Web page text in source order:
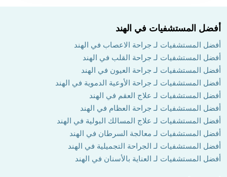
أفضل المستشفيات في الهند
أفضل المستشفيات لـ جراحة الاعصاب في الهند
أفضل المستشفيات لـ جراحة القلب في الهند
أفضل المستشفيات لـ جراحة العيون في الهند
أفضل المستشفيات لـ جراحة الأوعية الدموية في الهند
أفضل المستشفيات لـ علاج العقم في الهند
أفضل المستشفيات لـ جراحة العظام في الهند
أفضل المستشفيات لـ علاج المسالك البولية في الهند
أفضل المستشفيات لـ معالجة السرطان في الهند
أفضل المستشفيات لـ الجراحة التجميلية في الهند
أفضل المستشفيات لـ العناية بالأسنان في الهند